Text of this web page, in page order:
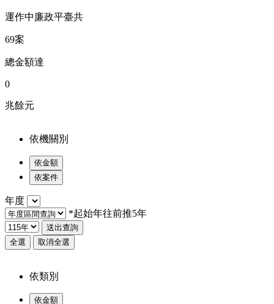
運作中廉政平臺共
69案
總金額達
0
兆餘元
依機關別
依金額
依案件
年度
*起始年往前推5年
送出查詢
全選
取消全選
依類別
依金額